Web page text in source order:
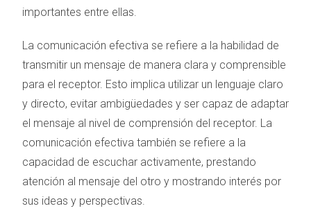
importantes entre ellas.
La comunicación efectiva se refiere a la habilidad de
transmitir un mensaje de manera clara y comprensible
para el receptor. Esto implica utilizar un lenguaje claro
y directo, evitar ambigüedades y ser capaz de adaptar
el mensaje al nivel de comprensión del receptor. La
comunicación efectiva también se refiere a la
capacidad de escuchar activamente, prestando
atención al mensaje del otro y mostrando interés por
sus ideas y perspectivas.